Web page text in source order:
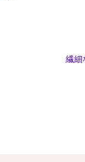
繊細